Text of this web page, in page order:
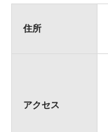
住所
アクセス